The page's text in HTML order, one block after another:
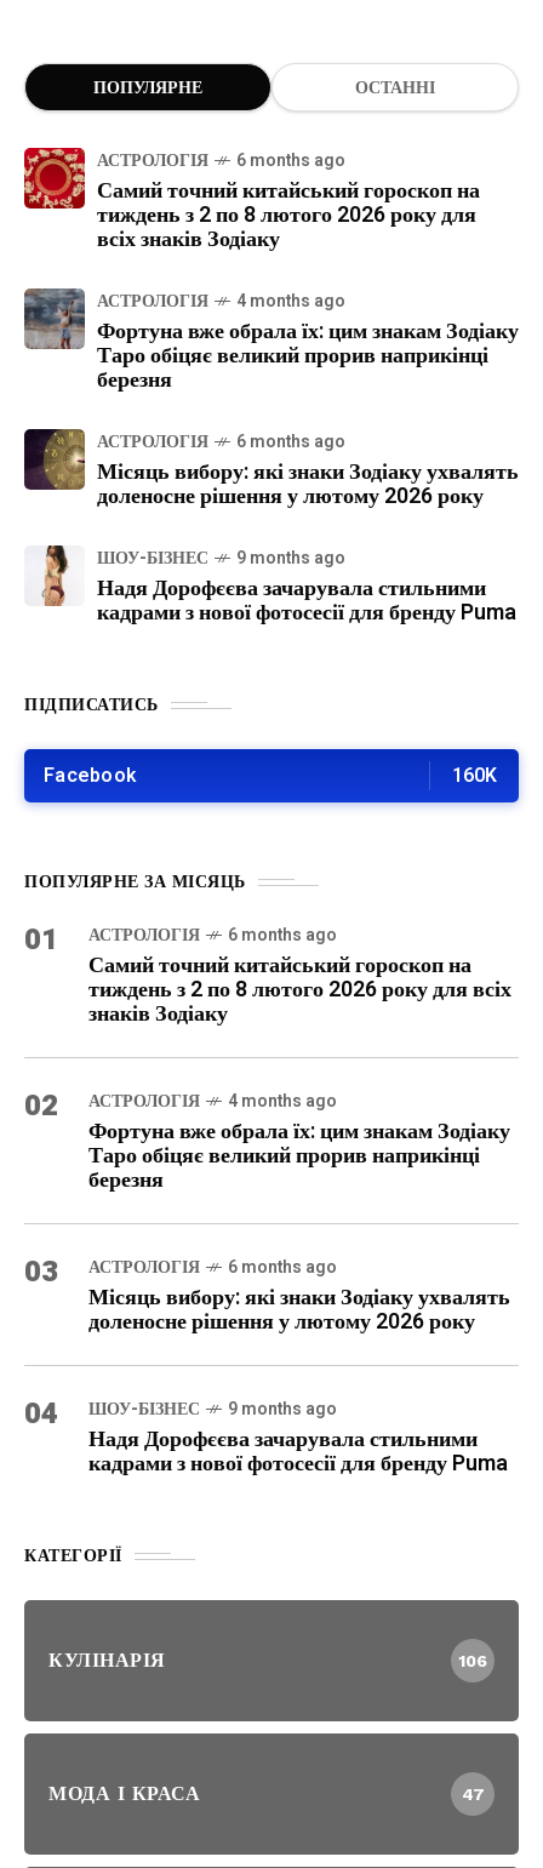
ПОПУЛЯРНЕ ОСТАННІ
АСТРОЛОГІЯ 6 months ago
Самий точний китайський гороскоп на
тиждень з 2 по 8 лютого 2026 року для
всіх знаків Зодіаку
АСТРОЛОГІЯ 4 months ago
Фортуна вже обрала їх: цим знакам Зодіаку
Таро обіцяє великий прорив наприкінці
березня
АСТРОЛОГІЯ 6 months ago
Місяць вибору: які знаки Зодіаку ухвалять
доленосне рішення у лютому 2026 року
ШОУ-БІЗНЕС 9 months ago
Надя Дорофєєва зачарувала стильними
кадрами з нової фотосесії для бренду Puma
ПІДПИСАТИСЬ
Facebook 160K
ПОПУЛЯРНЕ ЗА МІСЯЦЬ
01 АСТРОЛОГІЯ 6 months ago
Самий точний китайський гороскоп на
тиждень з 2 по 8 лютого 2026 року для всіх
знаків Зодіаку
02 АСТРОЛОГІЯ 4 months ago
Фортуна вже обрала їх: цим знакам Зодіаку
Таро обіцяє великий прорив наприкінці
березня
03 АСТРОЛОГІЯ 6 months ago
Місяць вибору: які знаки Зодіаку ухвалять
доленосне рішення у лютому 2026 року
04 ШОУ-БІЗНЕС 9 months ago
Надя Дорофєєва зачарувала стильними
кадрами з нової фотосесії для бренду Puma
КАТЕГОРІЇ
КУЛІНАРІЯ 106
МОДА І КРАСА 47